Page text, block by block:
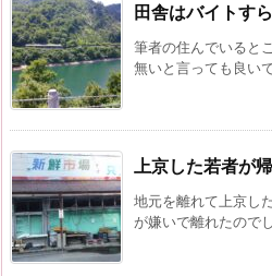
田舎はバイトす
筆者の住んでいると
無いと言っても良い
上京した若者が
地元を離れて上京し
が嫌いで離れたので